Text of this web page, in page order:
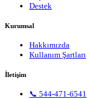
Destek
Kurumsal
Hakkımızda
Kullanım Şartları
İletişim
📞 544-471-6541